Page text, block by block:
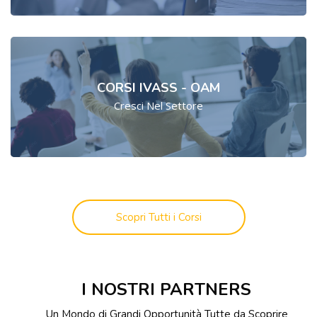
CORSI IVASS - OAM
Cresci Nel Settore
Scopri Tutti i Corsi
Salta [Cocoon] Custom HTMLI NOSTRI PARTNERS